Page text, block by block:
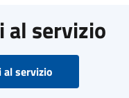
al servizio
al servizio